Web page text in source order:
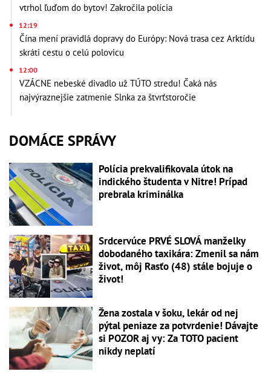
vtrhol ľuďom do bytov! Zakročila polícia
12:19
Čína mení pravidlá dopravy do Európy: Nová trasa cez Arktídu
skráti cestu o celú polovicu
12:00
VZÁCNE nebeské divadlo už TÚTO stredu! Čaká nás
najvýraznejšie zatmenie Slnka za štvrťstoročie
DOMÁCE SPRÁVY
Polícia prekvalifikovala útok na
indického študenta v Nitre! Prípad
prebrala kriminálka
Srdcervúce PRVÉ SLOVÁ manželky
dobodaného taxikára: Zmenil sa nám
život, môj Rasťo (48) stále bojuje o
život!
Žena zostala v šoku, lekár od nej
pýtal peniaze za potvrdenie! Dávajte
si POZOR aj vy: Za TOTO pacient
nikdy neplatí